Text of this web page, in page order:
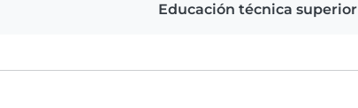
Educación técnica superior